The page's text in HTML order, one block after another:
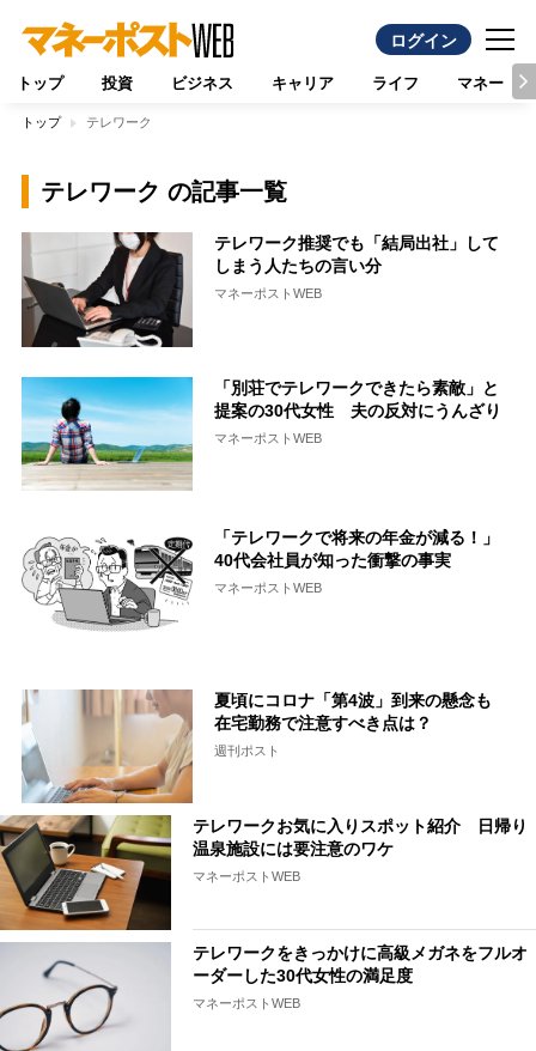
ログイン
トップ 投資 ビジネス キャリア ライフ マネー
トップ テレワーク
テレワーク の記事一覧
テレワーク推奨でも「結局出社」して
しまう人たちの言い分
マネーポストWEB
「別荘でテレワークできたら素敵」と
提案の30代女性 夫の反対にうんざり
マネーポストWEB
「テレワークで将来の年金が減る！」
40代会社員が知った衝撃の事実
マネーポストWEB
夏頃にコロナ「第4波」到来の懸念も
在宅勤務で注意すべき点は？
週刊ポスト
テレワークお気に入りスポット紹介 日帰り
温泉施設には要注意のワケ
マネーポストWEB
テレワークをきっかけに高級メガネをフルオ
ーダーした30代女性の満足度
マネーポストWEB